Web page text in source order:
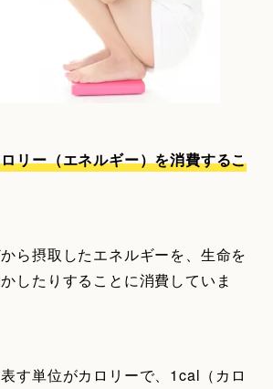
リー（エネルギー）を消費するこ
ら摂取したエネルギーを、生命を
したりすることに消費していま
す単位がカロリーで、1cal（カロ